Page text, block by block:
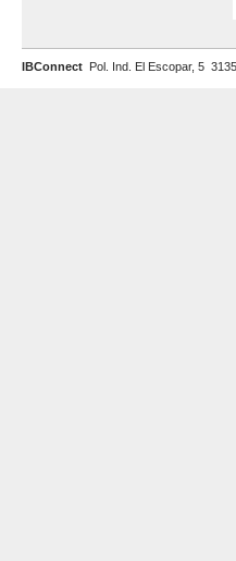
IBConnect Pol. Ind. El Escopar, 5